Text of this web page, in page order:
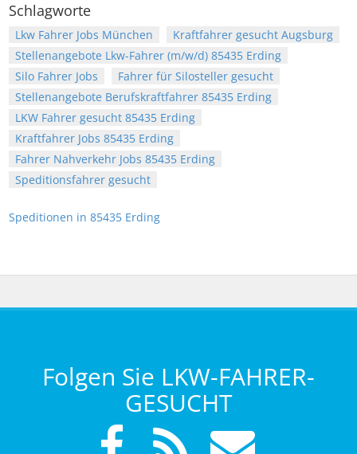
Schlagworte
Lkw Fahrer Jobs München
Kraftfahrer gesucht Augsburg
Stellenangebote Lkw-Fahrer (m/w/d) 85435 Erding
Silo Fahrer Jobs
Fahrer für Silosteller gesucht
Stellenangebote Berufskraftfahrer 85435 Erding
LKW Fahrer gesucht 85435 Erding
Kraftfahrer Jobs 85435 Erding
Fahrer Nahverkehr Jobs 85435 Erding
Speditionsfahrer gesucht
Speditionen in 85435 Erding
Folgen Sie LKW-FAHRER-
GESUCHT